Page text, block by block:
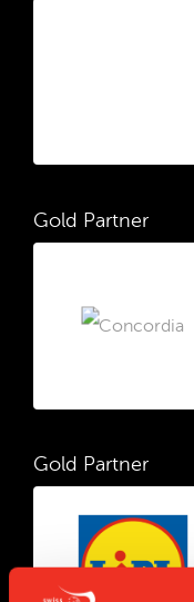
Gold Partner
Gold Partner